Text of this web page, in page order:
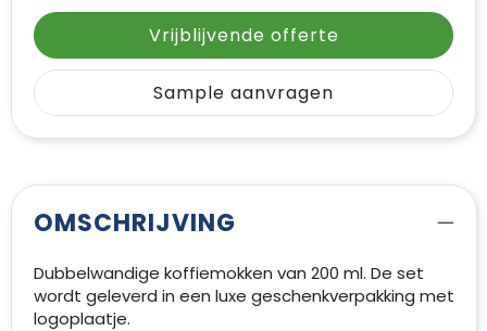
Vrijblijvende offerte
Sample aanvragen
OMSCHRIJVING
Dubbelwandige koffiemokken van 200 ml. De set
wordt geleverd in een luxe geschenkverpakking met
logoplaatje.